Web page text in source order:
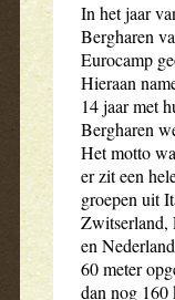
In het jaar
Bergharen
Eurocamp
Hieraan
14 jaar met
Bergharen
Het motto
er zit een
groepen uit
Zwitserland,
en
60 meter
dan nog 160